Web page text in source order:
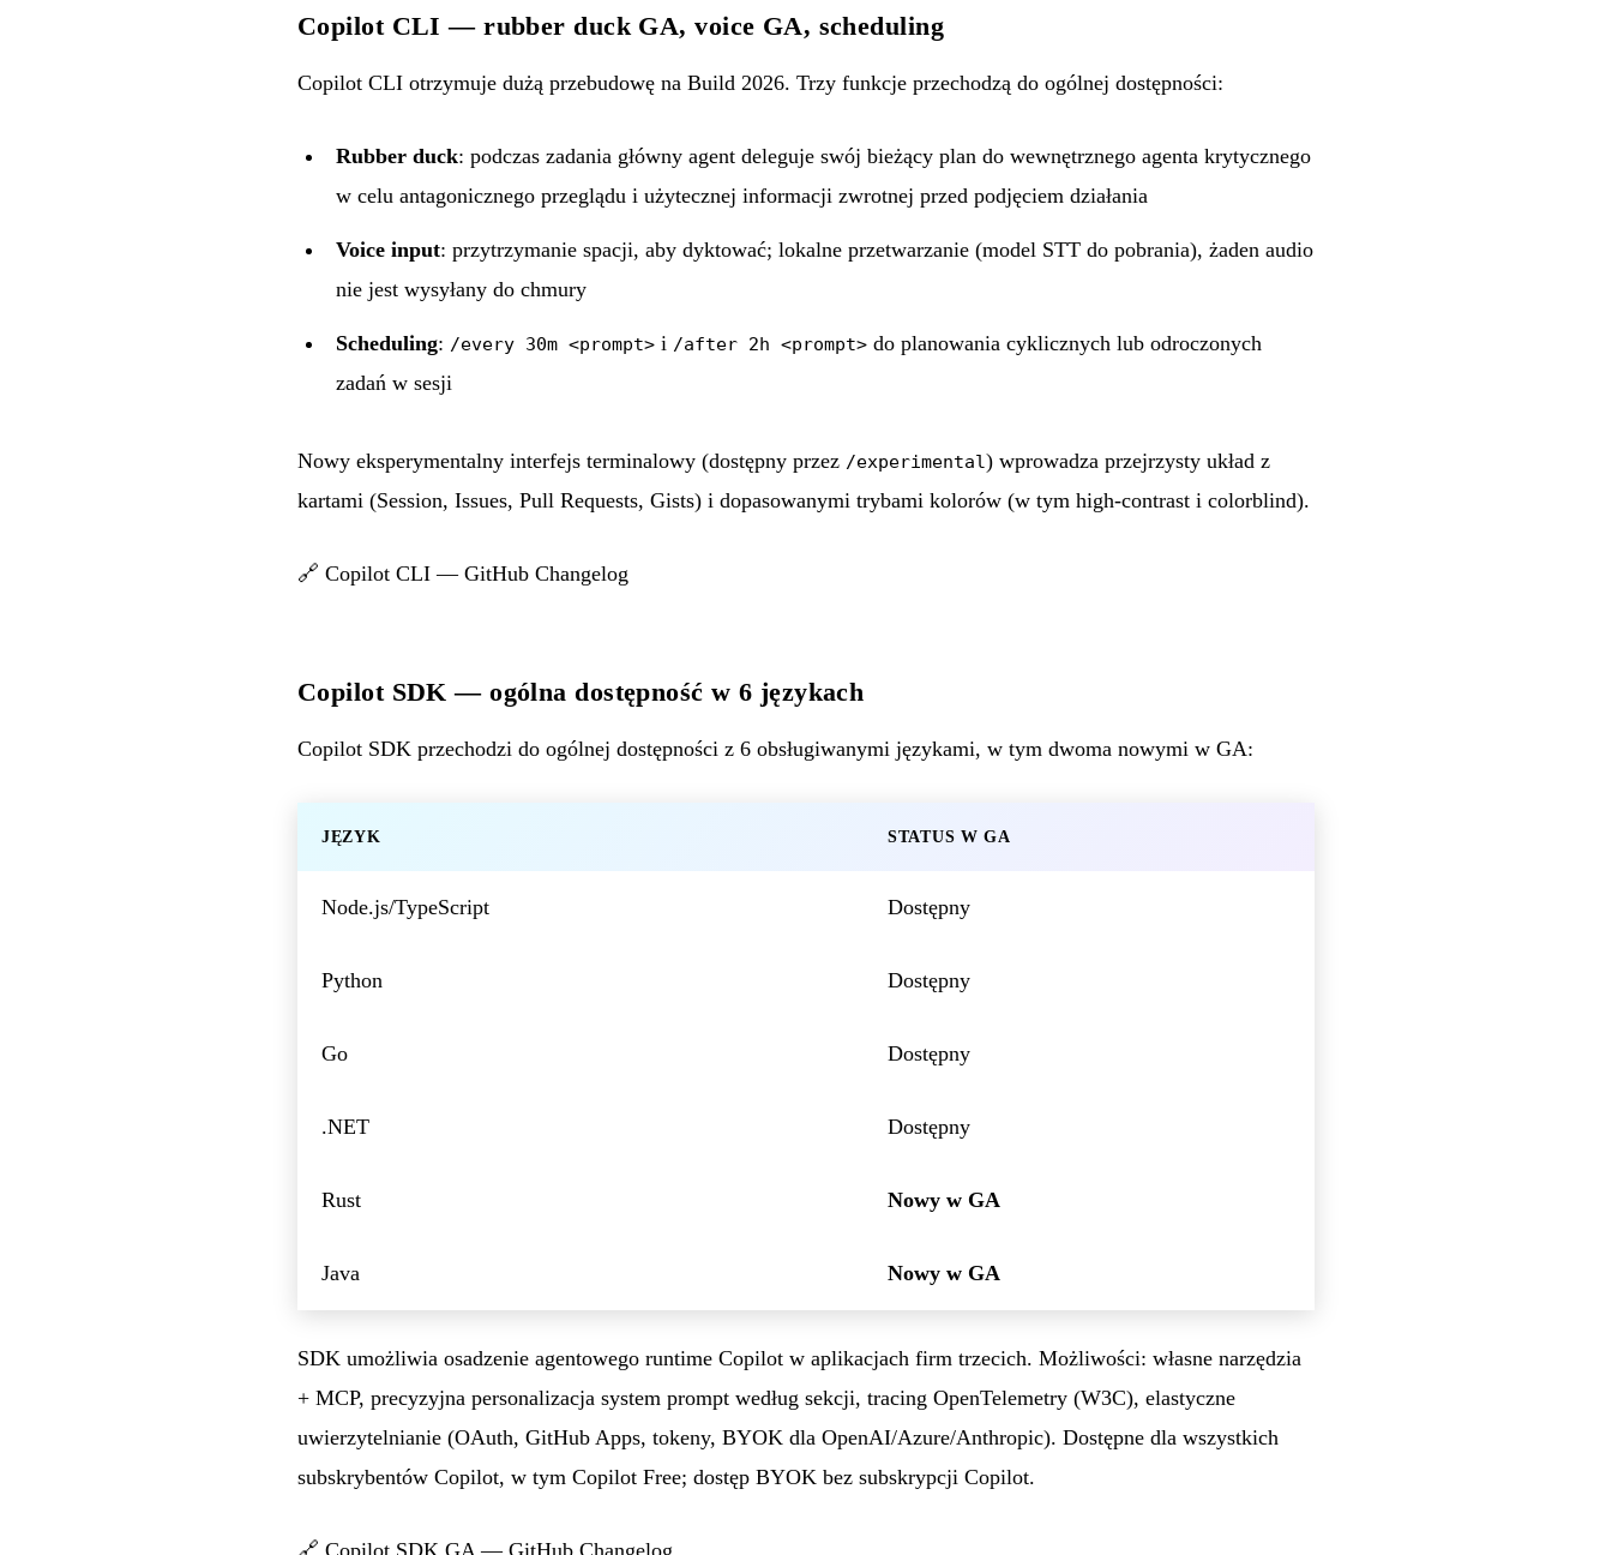
Copilot CLI — rubber duck GA, voice GA, scheduling
Copilot CLI otrzymuje dużą przebudowę na Build 2026. Trzy funkcje przechodzą do ogólnej dostępności:
Rubber duck: podczas zadania główny agent deleguje swój bieżący plan do wewnętrznego agenta krytycznego
w celu antagonicznego przeglądu i użytecznej informacji zwrotnej przed podjęciem działania
Voice input: przytrzymanie spacji, aby dyktować; lokalne przetwarzanie (model STT do pobrania), żaden audio
nie jest wysyłany do chmury
Scheduling: /every 30m <prompt> i /after 2h <prompt> do planowania cyklicznych lub odroczonych
zadań w sesji
Nowy eksperymentalny interfejs terminalowy (dostępny przez /experimental) wprowadza przejrzysty układ z
kartami (Session, Issues, Pull Requests, Gists) i dopasowanymi trybami kolorów (w tym high-contrast i colorblind).
🔗 Copilot CLI — GitHub Changelog
Copilot SDK — ogólna dostępność w 6 językach
Copilot SDK przechodzi do ogólnej dostępności z 6 obsługiwanymi językami, w tym dwoma nowymi w GA:
JĘZYK STATUS W GA
Node.js/TypeScript Dostępny
Python Dostępny
Go Dostępny
.NET Dostępny
Rust Nowy w GA
Java Nowy w GA
SDK umożliwia osadzenie agentowego runtime Copilot w aplikacjach firm trzecich. Możliwości: własne narzędzia
+ MCP, precyzyjna personalizacja system prompt według sekcji, tracing OpenTelemetry (W3C), elastyczne
uwierzytelnianie (OAuth, GitHub Apps, tokeny, BYOK dla OpenAI/Azure/Anthropic). Dostępne dla wszystkich
subskrybentów Copilot, w tym Copilot Free; dostęp BYOK bez subskrypcji Copilot.
🔗 Copilot SDK GA — GitHub Changelog